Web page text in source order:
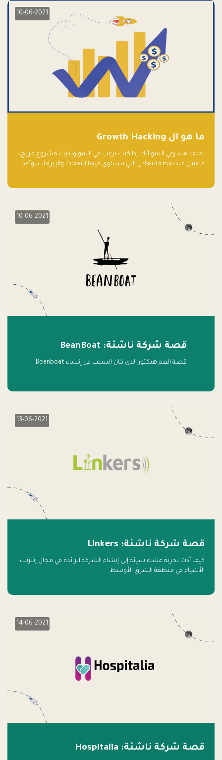
10-06-2021
ما هو ال Growth Hacking
يعتقد مسرعي النمو أنك إذا كنت ترغب في النمو ولديك مشروع مربح،
فاعمل عند نقطة التعادل التي تتساوى فيها النفقات والإيرادات، وأعد
10-06-2021
قصة شركة ناشئة: BeanBoat
قصة العم هيكتور الذي كان السبب في إنشاء Beanboat
13-06-2021
قصة شركة ناشئة: Linkers
كيف أدت تجربة عشاء سيئة إلى إنشاء الشركة الرائدة في مجال إنترنت
الأشياء في منطقة الشرق الأوسط
14-06-2021
قصة شركة ناشئة: Hospitalia